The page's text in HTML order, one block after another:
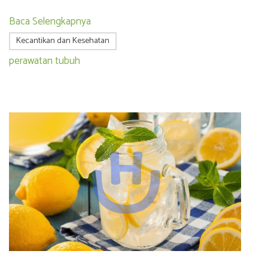
Baca Selengkapnya
Kecantikan dan Kesehatan
perawatan tubuh